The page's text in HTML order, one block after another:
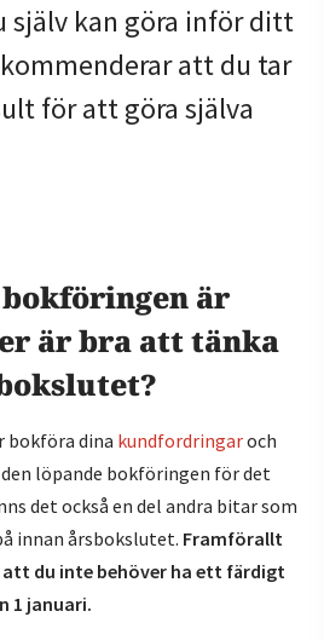
själv kan göra inför ditt
att du tar
för att göra själva
är
är bra att tänka
bokföra dina kundfordringaroch
löpande bokföringen för det
det också en del andra bitar som
innan årsbokslutet. Framförallt
du inte behöver ha ett färdigt
1 januari.